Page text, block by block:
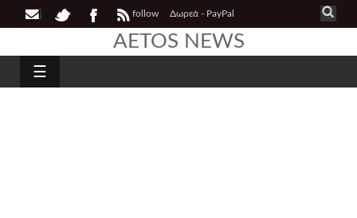
follow Δωρεά - PayPal
AETOS NEWS
☰